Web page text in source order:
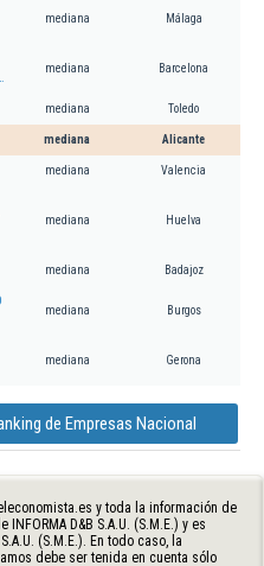
mediana Málaga
mediana Barcelona
mediana Toledo
mediana Alicante
mediana Valencia
mediana Huelva
mediana Badajoz
mediana Burgos
mediana Gerona
de Empresas Nacional
y toda la información de
D&B S.A.U. (S.M.E.) y es
(S.M.E.). En todo caso, la
debe ser tenida en cuenta sólo